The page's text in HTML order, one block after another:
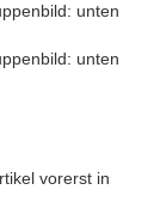
unten
unten
vorerst in